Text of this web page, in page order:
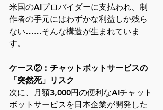
米国のAIプロバイダーに支払われ、制
作者の手元にはわずかな利益しか残ら
ない……そんな構造が生まれていま
す。
ケース②：チャットボットサービスの
「突然死」リスク
次に、月額3,000円の便利なAIチャット
ボットサービスを日本企業が開発した